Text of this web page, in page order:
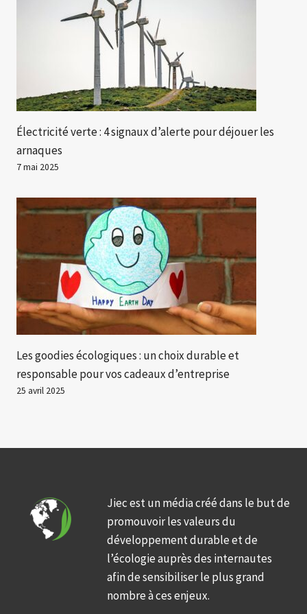
Électricité verte : 4 signaux d’alerte pour déjouer les
arnaques
7 mai 2025
Les goodies écologiques : un choix durable et
responsable pour vos cadeaux d’entreprise
25 avril 2025
Jiec est un média créé dans le but de
promouvoir les valeurs du
développement durable et de
l’écologie auprès des internautes
afin de sensibiliser le plus grand
nombre à ces enjeux.